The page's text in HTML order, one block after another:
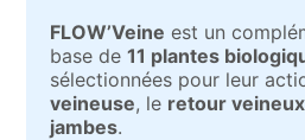
FLOW’Veine est un
base de11 plantes
sélectionnées pour leur
veineuse, le retour veineux
jambes.